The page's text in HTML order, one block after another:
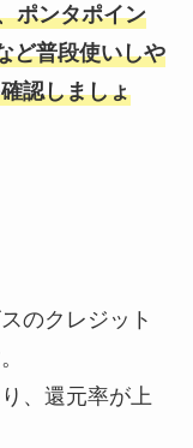
ポンタポイン
ど普段使いしや
認しましょ
のクレジット
、還元率が上